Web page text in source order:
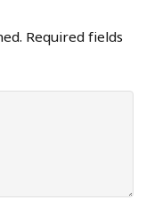
Required fields